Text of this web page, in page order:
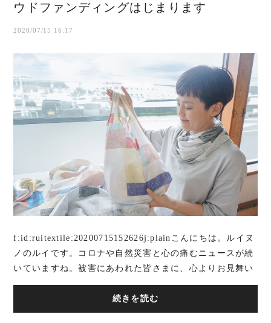
ウドファンディングはじまります
2020/07/15 16:17
f:id:ruitextile:20200715152626j:plainこんにちは。ルイヌ
ノのルイです。コロナや自然災害と心の痛むニュースが続
いていますね。被害にあわれた皆さまに、心よりお見舞い
申し上げます。 f:id:ruitextile:20...
続きを読む